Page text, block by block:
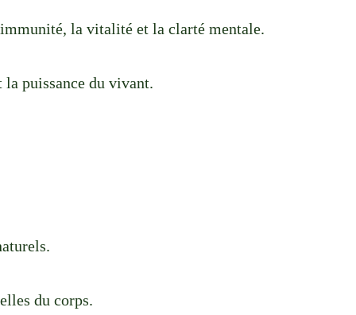
la vitalité et la clarté mentale.
puissance du vivant.
du corps.